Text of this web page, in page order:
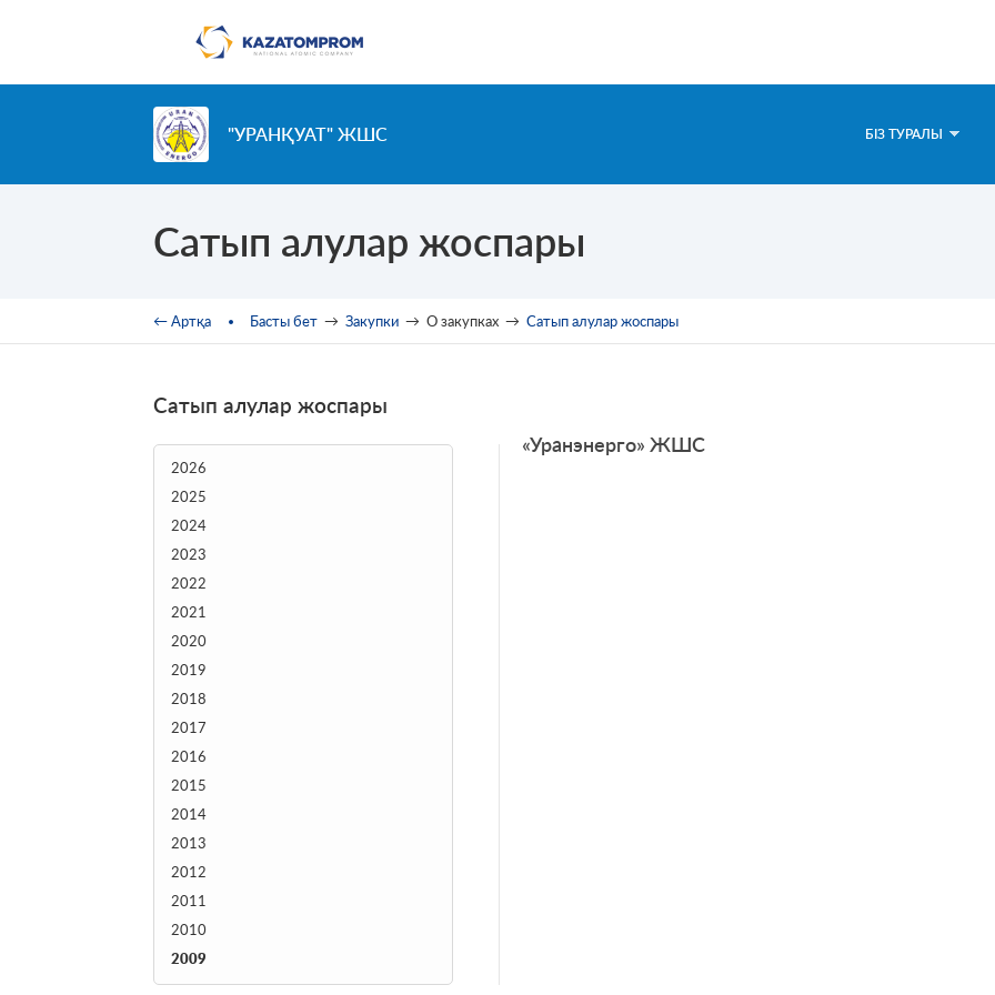
"УРАНҚУАТ" ЖШС БІЗ ТУРАЛЫ
Сатып алулар жоспары
You are here
← Артқа Басты бет → Закупки → О закупках → Сатып алулар жоспары
Сатып алулар жоспары
2026
2025
2024
2023
2022
2021
2020
2019
2018
2017
2016
2015
2014
2013
2012
2011
2010
2009
«Уранэнерго» ЖШС